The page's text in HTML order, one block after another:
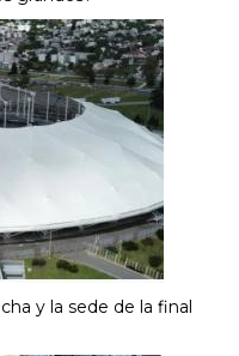
y la sede de la final